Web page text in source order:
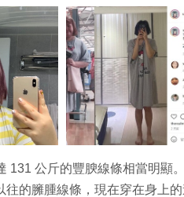
131 公斤的豐腴線條相當明顯
的臃腫線條，現在穿在身上